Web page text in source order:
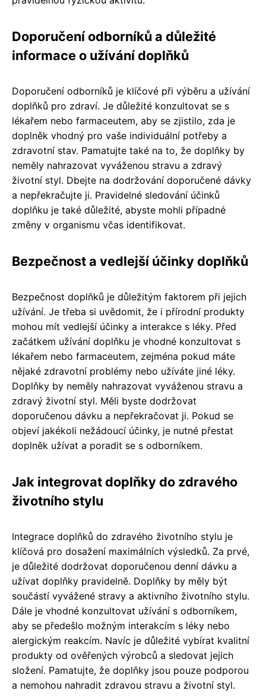
Doporučení odborníků a důležité
informace o užívání doplňků
Doporučení odborníků je klíčové při výběru a užívání
doplňků pro zdraví. Je důležité konzultovat se s
lékařem nebo farmaceutem, aby se zjistilo, zda je
doplněk vhodný pro vaše individuální potřeby a
zdravotní stav. Pamatujte také na to, že doplňky by
neměly nahrazovat vyváženou stravu a zdravý
životní styl. Dbejte na dodržování doporučené dávky
a nepřekračujte ji. Pravidelné sledování účinků
doplňku je také důležité, abyste mohli případné
změny v organismu včas identifikovat.
Bezpečnost a vedlejší účinky doplňků
Bezpečnost doplňků je důležitým faktorem při jejich
užívání. Je třeba si uvědomit, že i přírodní produkty
mohou mít vedlejší účinky a interakce s léky. Před
začátkem užívání doplňku je vhodné konzultovat s
lékařem nebo farmaceutem, zejména pokud máte
nějaké zdravotní problémy nebo užíváte jiné léky.
Doplňky by neměly nahrazovat vyváženou stravu a
zdravý životní styl. Měli byste dodržovat
doporučenou dávku a nepřekračovat ji. Pokud se
objeví jakékoli nežádoucí účinky, je nutné přestat
doplněk užívat a poradit se s odborníkem.
Jak integrovat doplňky do zdravého
životního stylu
Integrace doplňků do zdravého životního stylu je
klíčová pro dosažení maximálních výsledků. Za prvé,
je důležité dodržovat doporučenou denní dávku a
užívat doplňky pravidelně. Doplňky by měly být
součástí vyvážené stravy a aktivního životního stylu.
Dále je vhodné konzultovat užívání s odborníkem,
aby se předešlo možným interakcím s léky nebo
alergickým reakcím. Navíc je důležité vybírat kvalitní
produkty od ověřených výrobců a sledovat jejich
složení. Pamatujte, že doplňky jsou pouze podporou
a nemohou nahradit zdravou stravu a životní styl.